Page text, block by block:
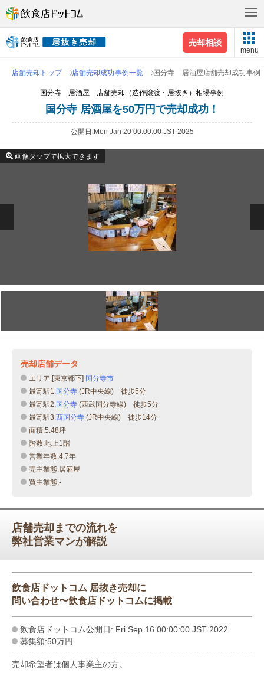
売却相談
menu
店舗売却トップ 店舗売却成功事例一覧 国分寺 居酒屋店舗売却成功事例
国分寺 居酒屋 店舗売却（造作譲渡・居抜き）相場事例
国分寺 居酒屋を50万円で売却成功！
公開日 Mon Jan 20 00:00:00 JST 2025
画像タップで拡大できます
売却店舗データ
エリア:[東京都下] 国分寺市
最寄駅1:国分寺 (JR中央線) 徒歩5分
最寄駅2:国分寺 (西武国分寺線) 徒歩5分
最寄駅3:西国分寺 (JR中央線) 徒歩14分
面積:5.48坪
階数:地上1階
営業年数:4.7年
売主業態:居酒屋
買主業態:-
店舗売却までの流れを
弊社営業マンが解説
飲食店ドットコム 居抜き売却に
問い合わせ〜飲食店ドットコムに掲載
飲食店ドットコム公開日: Fri Sep 16 00:00:00 JST 2022
募集額:50万円
売却希望者は個人事業主の方。